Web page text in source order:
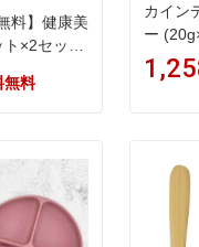
料】健康美
×2セット
野フーズ
食品 冷凍
無料
カイン
ー
産 │ 親
適用食